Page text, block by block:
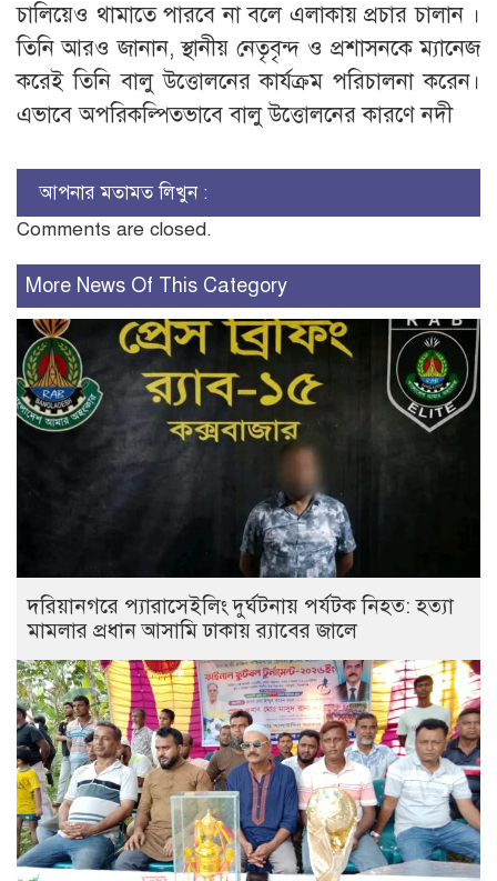
চালিয়েও থামাতে পারবে না বলে এলাকায় প্রচার চালান ।
তিনি আরও জানান, স্থানীয় নেতৃবৃন্দ ও প্রশাসনকে ম্যানেজ
করেই তিনি বালু উত্তোলনের কার্যক্রম পরিচালনা করেন।
এভাবে অপরিকল্পিতভাবে বালু উত্তোলনের কারণে নদী
আপনার মতামত লিখুন :
Comments are closed.
More News Of This Category
দরিয়ানগরে প্যারাসেইলিং দুর্ঘটনায় পর্যটক নিহত: হত্যা
মামলার প্রধান আসামি ঢাকায় র‌্যাবের জালে